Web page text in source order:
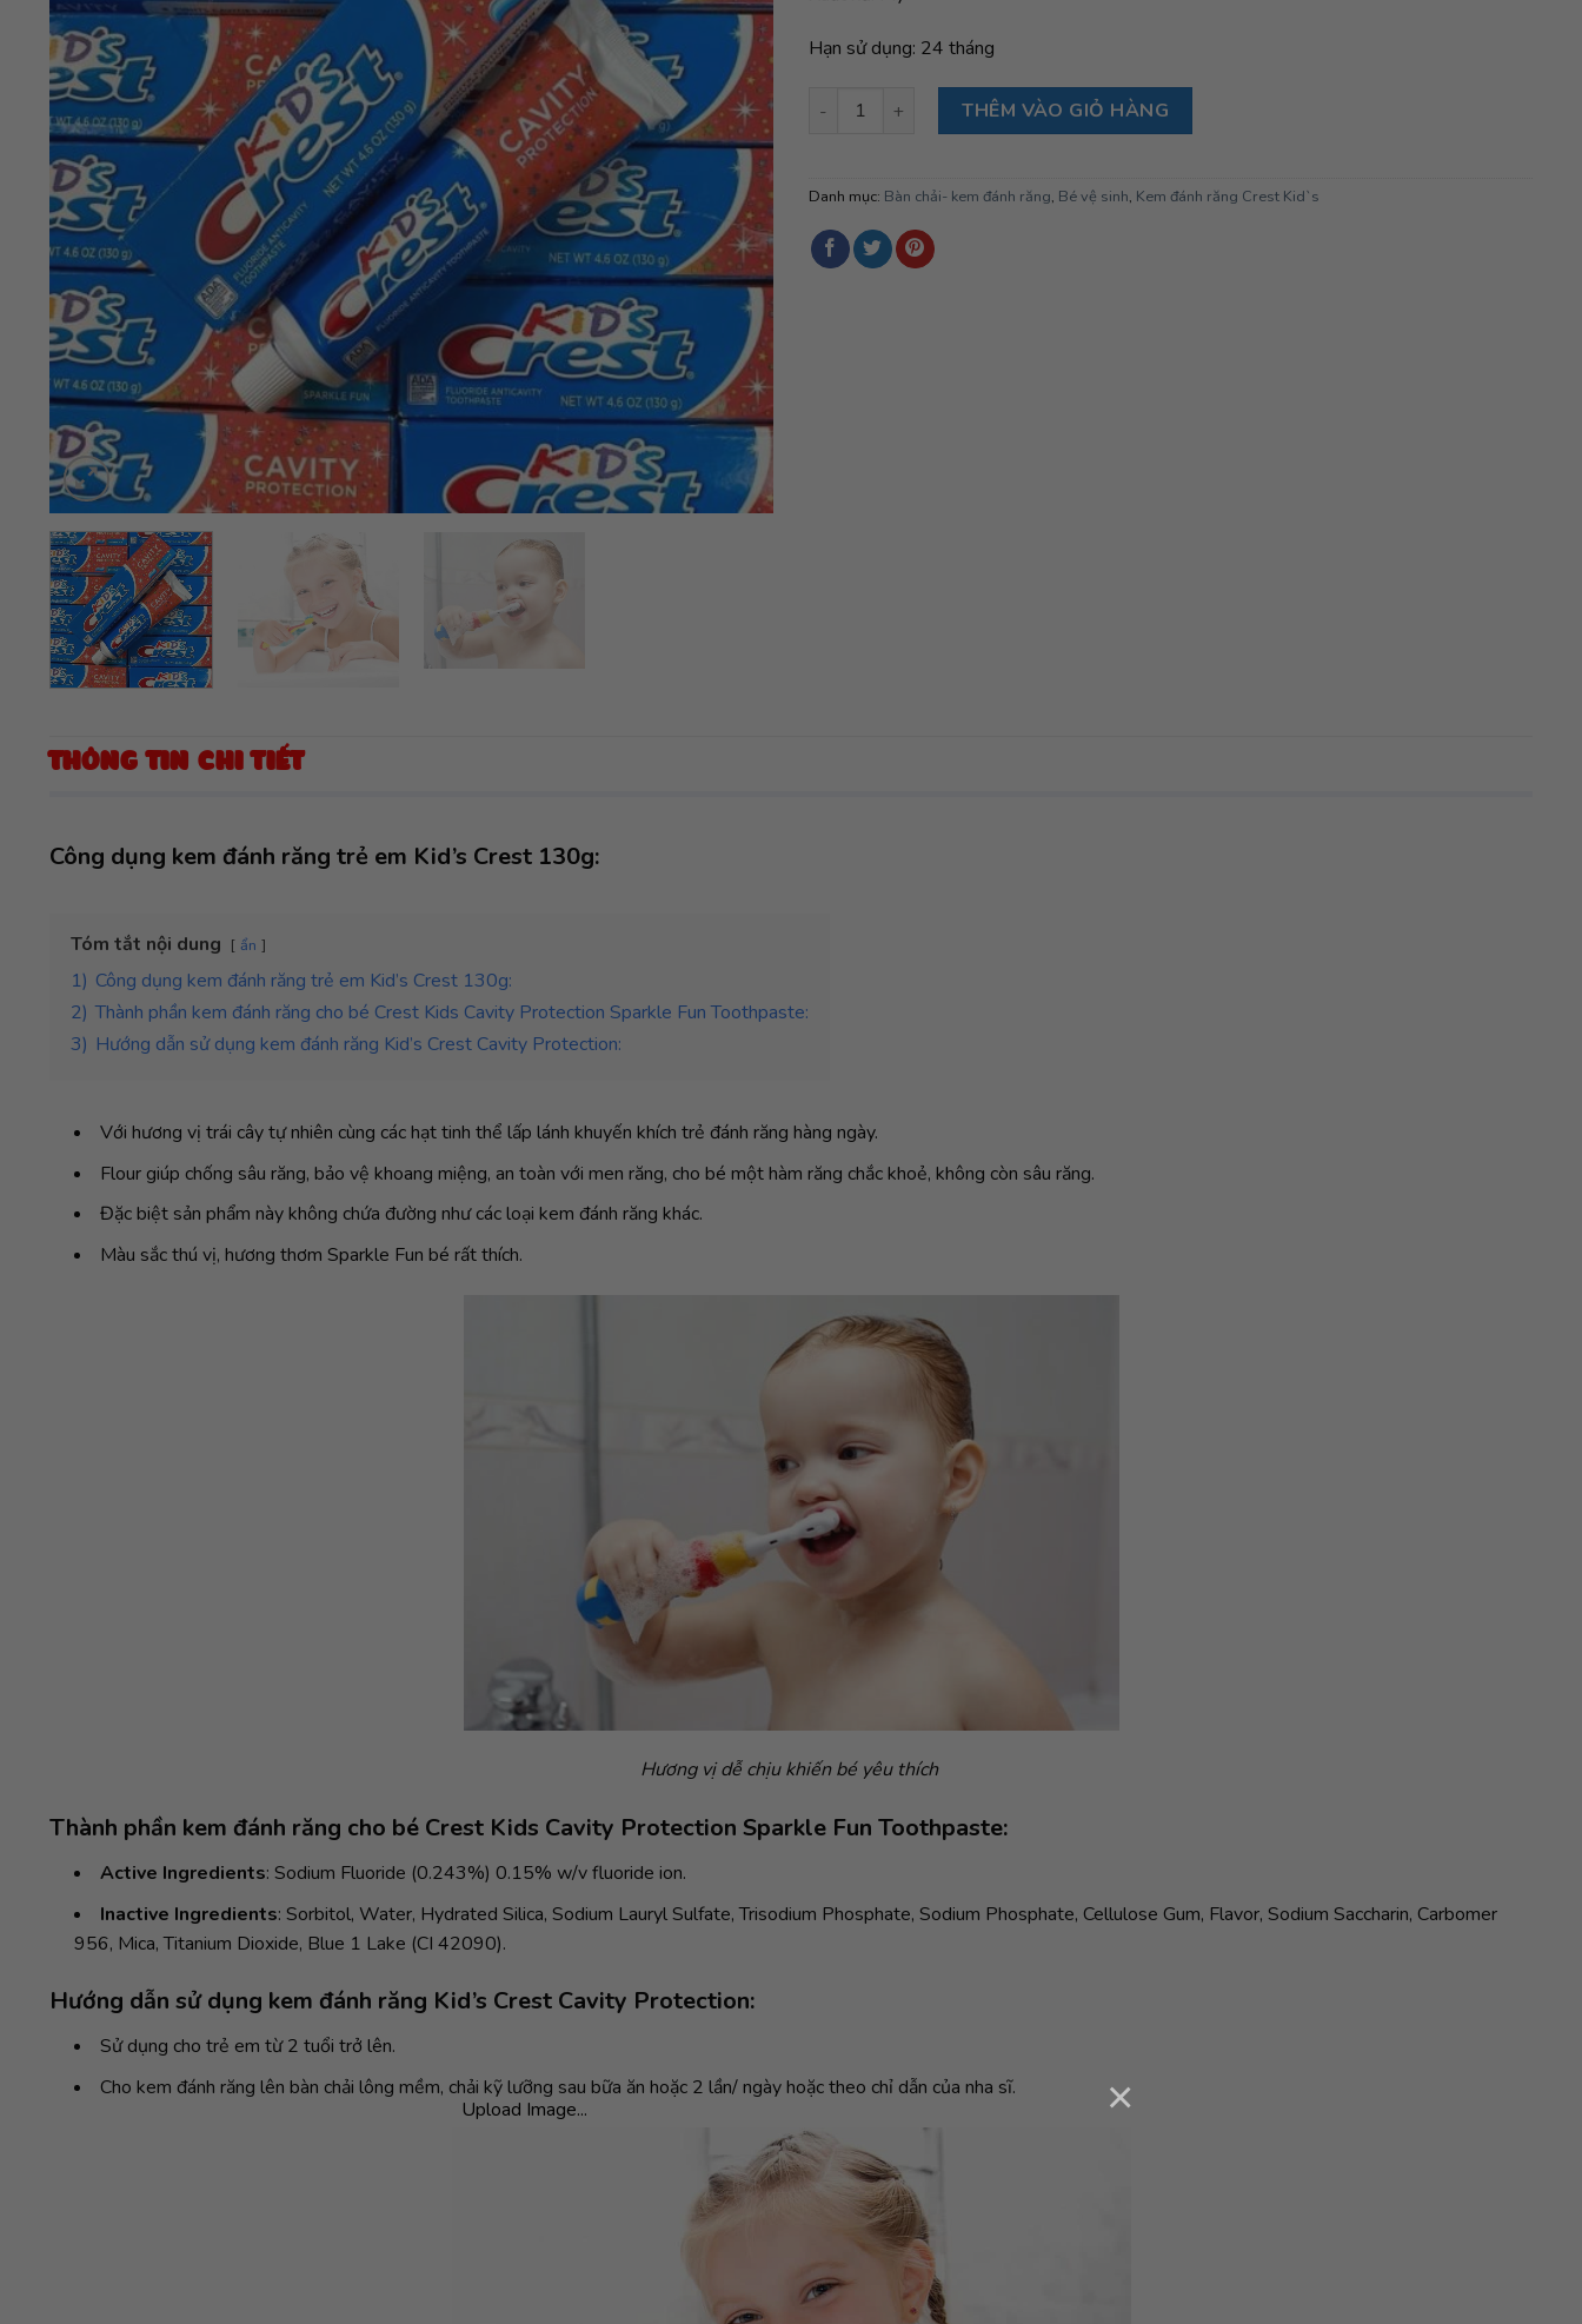
Upload Image... ×
Hạn sử dụng: 24 tháng
Kem đánh răng trẻ em Crest Kid`s 130g số lượng
THÊM VÀO GIỎ HÀNG
Danh mục: Bàn chải- kem đánh răng, Bé vệ sinh, Kem đánh răng Crest Kid`s
THÔNG TIN CHI TIẾT
Công dụng kem đánh răng trẻ em Kid’s Crest 130g:
Tóm tắt nội dung ẩn
1) Công dụng kem đánh răng trẻ em Kid’s Crest 130g:
2) Thành phần kem đánh răng cho bé Crest Kids Cavity Protection Sparkle Fun Toothpaste:
3) Hướng dẫn sử dụng kem đánh răng Kid’s Crest Cavity Protection:
Với hương vị trái cây tự nhiên cùng các hạt tinh thể lấp lánh khuyến khích trẻ đánh răng hàng ngày.
Flour giúp chống sâu răng, bảo vệ khoang miệng, an toàn với men răng, cho bé một hàm răng chắc khoẻ, không còn sâu răng.
Đặc biệt sản phẩm này không chứa đường như các loại kem đánh răng khác.
Màu sắc thú vị, hương thơm Sparkle Fun bé rất thích.
Hương vị dễ chịu khiến bé yêu thích
Thành phần kem đánh răng cho bé Crest Kids Cavity Protection Sparkle Fun Toothpaste:
Active Ingredients: Sodium Fluoride (0.243%) 0.15% w/v fluoride ion.
Inactive Ingredients: Sorbitol, Water, Hydrated Silica, Sodium Lauryl Sulfate, Trisodium Phosphate, Sodium Phosphate, Cellulose Gum, Flavor, Sodium Saccharin, Carbomer
956, Mica, Titanium Dioxide, Blue 1 Lake (CI 42090).
Hướng dẫn sử dụng kem đánh răng Kid’s Crest Cavity Protection:
Sử dụng cho trẻ em từ 2 tuổi trở lên.
Cho kem đánh răng lên bàn chải lông mềm, chải kỹ lưỡng sau bữa ăn hoặc 2 lần/ ngày hoặc theo chỉ dẫn của nha sĩ.